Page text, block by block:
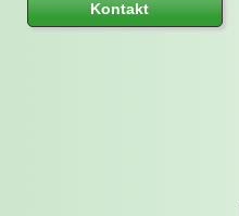
Kontakt